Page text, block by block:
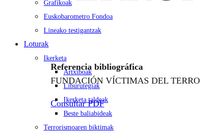
Grafikoak
Euskobarometro Fondoa
Lineako testigantzak
Loturak
Ikerketa
Artxiboak
Liburutegiak
Ikerketa taldeak
Beste baliabideak
Terrorismoaren biktimak
Referencia bibliográfica
FUNDACIÓN VÍCTIMAS DEL
Consultar PDF